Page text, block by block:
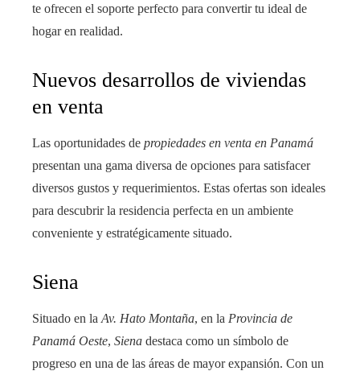
te ofrecen el soporte perfecto para convertir tu ideal de
hogar en realidad.
Nuevos desarrollos de viviendas
en venta
Las oportunidades de propiedades en venta en Panamá
presentan una gama diversa de opciones para satisfacer
diversos gustos y requerimientos. Estas ofertas son ideales
para descubrir la residencia perfecta en un ambiente
conveniente y estratégicamente situado.
Siena
Situado en la Av. Hato Montaña, en la Provincia de
Panamá Oeste, Siena destaca como un símbolo de
progreso en una de las áreas de mayor expansión. Con un